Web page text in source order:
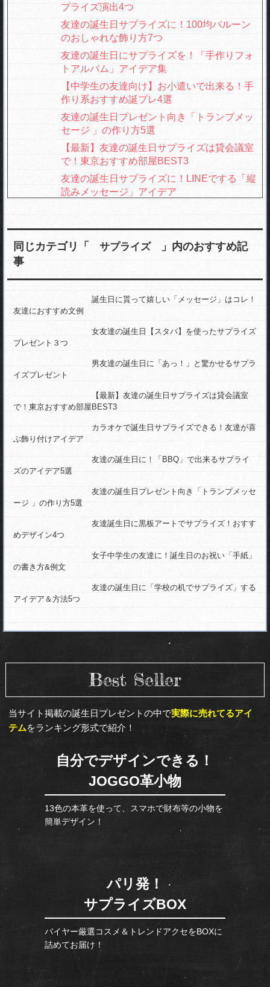
プライズ演出4つ
友達の誕生日サプライズに！100均バルーン
のおしゃれな飾り方7つ
友達の誕生日にサプライズを！「手作りフォ
トアルバム」アイデア集
【中学生の友達向け】お小遣いで出来る！手
作り系おすすめ誕プレ4選
友達の誕生日プレゼント向き「トランプメッ
セージ 」の作り方5選
【最新】友達の誕生日サプライズは貸会議室
で！東京おすすめ部屋BEST3
友達の誕生日サプライズに！LINEでする「縦
読みメッセージ」アイデア
お祝いの言葉だけでも嬉しい！友達誕生日に
友達の誕生日に学校で「ホールケーキ」をプ
レゼント！厳選レシピ
し方」4パターン
ライズプレゼント
プライズ」のアイデア
友達の誕生日におすすめ！「ユニバチケッ
ト」でサプライズ
友達の誕生日に【ボカロ】バースデーソング
でお祝い！おすすめ6曲
友達の誕生日に「学校の机でサプライズ」す
るアイデア＆方法5つ
感動的なバースデーに！友達に贈りたいおす
すめサプライズムービー
女友達の誕生日【スタバ】を使ったサプライ
ズプレゼント３つ
誕生日に貰って嬉しい「メッセージ」はコ
レ！友達におすすめ文例
友達の誕生日に！「BBQ」で出来るサプライ
友達の誕生日プレゼントに！お洒落なコルク
同じカテゴリ「 サプライズ
」内のおすすめ記
事
誕生日に貰って嬉しい「メッセージ」はコレ！
友達におすすめ文例
女友達の誕生日【スタバ】を使ったサプライズ
プレゼント３つ
男友達の誕生日に「あっ！」と驚かせるサプラ
イズプレゼント
【最新】友達の誕生日サプライズは貸会議室
で！東京おすすめ部屋BEST3
カラオケで誕生日サプライズできる！友達が喜
ぶ飾り付けアイデア
友達の誕生日に！「BBQ」で出来るサプライ
ズのアイデア5選
友達の誕生日プレゼント向き「トランプメッセ
ージ 」の作り方5選
友達誕生日に黒板アートでサプライズ！おすす
めデザイン4つ
女子中学生の友達に！誕生日のお祝い「手紙」
の書き方&例文
友達の誕生日に「学校の机でサプライズ」する
アイデア＆方法5つ
Best Seller
当サイト掲載の誕生日プレゼントの中で実際に売れてるアイ
テムをランキング形式で紹介！
自分でデザインできる！
JOGGO革小物
13色の本革を使って、スマホで財布等の小物を
簡単デザイン！
パリ発！
サプライズBOX
バイヤー厳選コスメ＆トレンドアクセをBOXに
詰めてお届け！